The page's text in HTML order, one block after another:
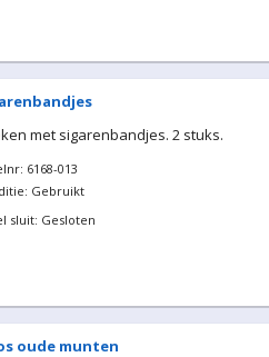
met sigarenbandjes. 2 stuks.
6168-013
Gebruikt
sluit: Gesloten
oude munten